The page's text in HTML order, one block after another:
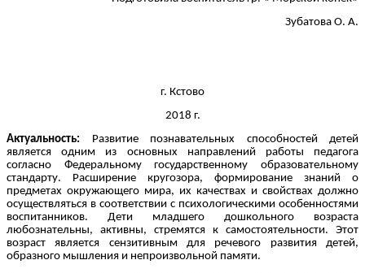
Зубатова О. А.
г. Кстово
2018 г.
Актуальность: Развитие познавательных способностей детей
является одним из основных направлений работы педагога
согласно Федеральному государственному образовательному
стандарту. Расширение кругозора, формирование знаний о
предметах окружающего мира, их качествах и свойствах должно
осуществляться в соответствии с психологическими особенностями
воспитанников. Дети младшего дошкольного возраста
любознательны, активны, стремятся к самостоятельности. Этот
возраст является сензитивным для речевого развития детей,
образного мышления и непроизвольной памяти.